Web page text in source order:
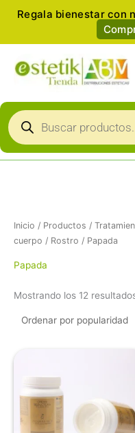
Regala bienestar con
Búsqueda
de
productos
Inicio / Productos /
cuerpo / Rostro / Papada
Papada
Mostrando los 12